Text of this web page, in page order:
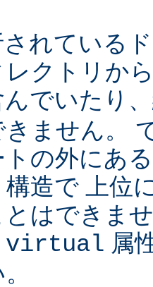
れている
クトリか
んでいたり
ません。
トの外にあ
構造で 上位
とはできま
virtual 属